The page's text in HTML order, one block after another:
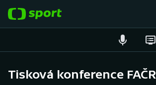
Tisková konference FAČR